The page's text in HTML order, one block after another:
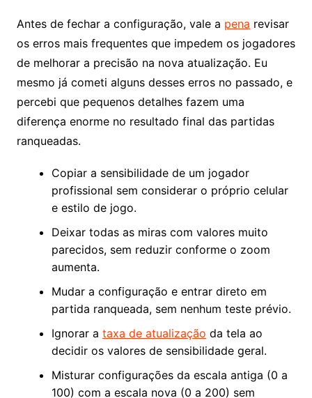
Antes de fechar a configuração, vale a pena revisar
os erros mais frequentes que impedem os jogadores
de melhorar a precisão na nova atualização. Eu
mesmo já cometi alguns desses erros no passado, e
percebi que pequenos detalhes fazem uma
diferença enorme no resultado final das partidas
ranqueadas.
Copiar a sensibilidade de um jogador
profissional sem considerar o próprio celular
e estilo de jogo.
Deixar todas as miras com valores muito
parecidos, sem reduzir conforme o zoom
aumenta.
Mudar a configuração e entrar direto em
partida ranqueada, sem nenhum teste prévio.
Ignorar a taxa de atualização da tela ao
decidir os valores de sensibilidade geral.
Misturar configurações da escala antiga (0 a
100) com a escala nova (0 a 200) sem